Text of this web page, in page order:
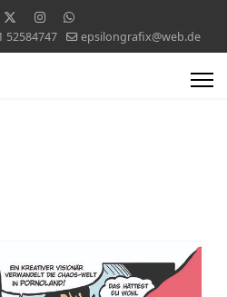
52584747 epsilongrafix@web.de